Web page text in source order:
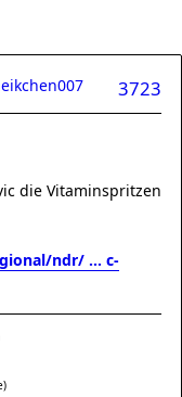
3723
die Vitaminspritzen
ndr/ ... c-